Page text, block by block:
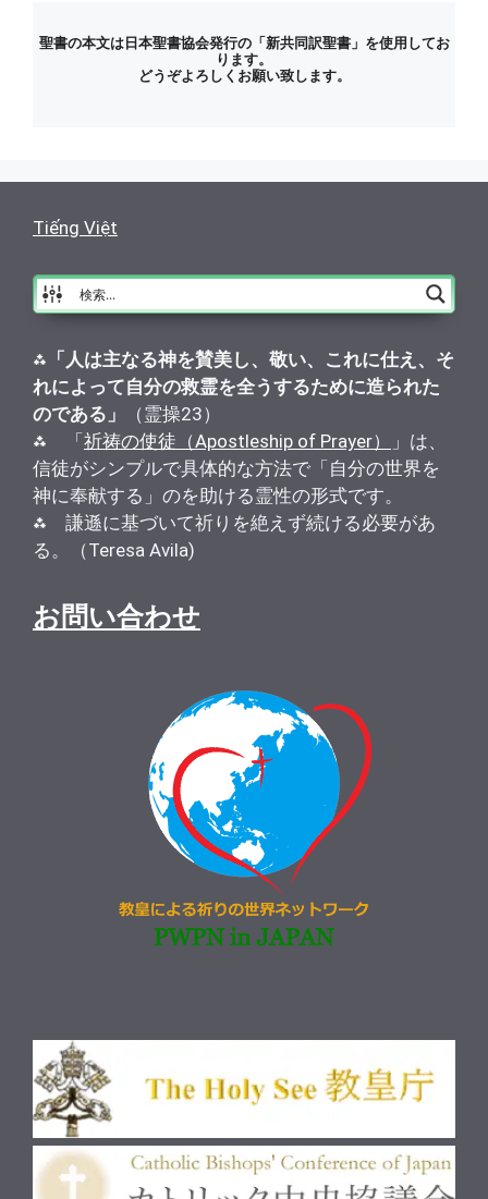
ゴ
聖書の本文は日本聖書協会発行の「新共同訳聖書」を使用してお
ります。
どうぞよろしくお願い致します。
Tiếng Việt
⁂ 「人は主なる神を賛美し、敬い、これに仕え、そ
れによって自分の救霊を全うするために造られた
のである」
（霊操23）
⁂ 「祈祷の使徒（Apostleship of Prayer）
」は、
信徒がシンプルで具体的な方法で「自分の世界を
神に奉献する」のを助ける霊性の形式です。
⁂ 謙遜に基づいて祈りを絶えず続ける必要があ
る。（Teresa Avila)
お問い合わせ